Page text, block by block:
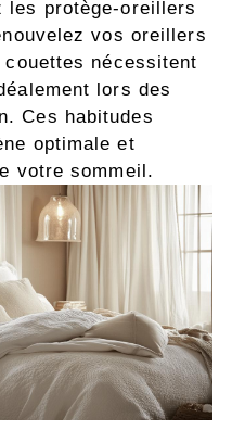
les protège-oreillers
vos oreillers
nécessitent
lors des
Ces habitudes
optimale et
votre sommeil.